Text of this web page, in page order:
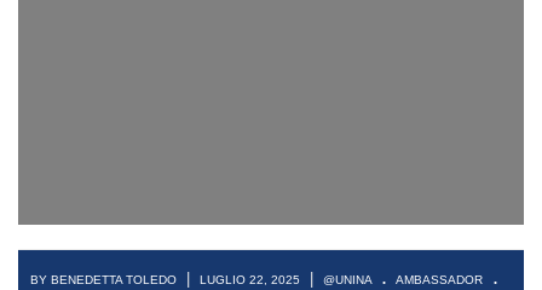
BY BENEDETTA TOLEDO LUGLIO 22, 2025 @UNINA . AMBASSADOR .